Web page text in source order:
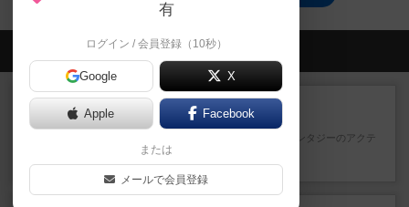
会員の新しい投稿
レビュー
エコーズ・オブ・タイム
カードゲームにファイナルファンタジーのアクテ
ィブタイムバトル（もしくは...
8分前by ジェイとと
有
ログイン / 会員登録（10秒）
Google X
Apple Facebook
または
メールで会員登録